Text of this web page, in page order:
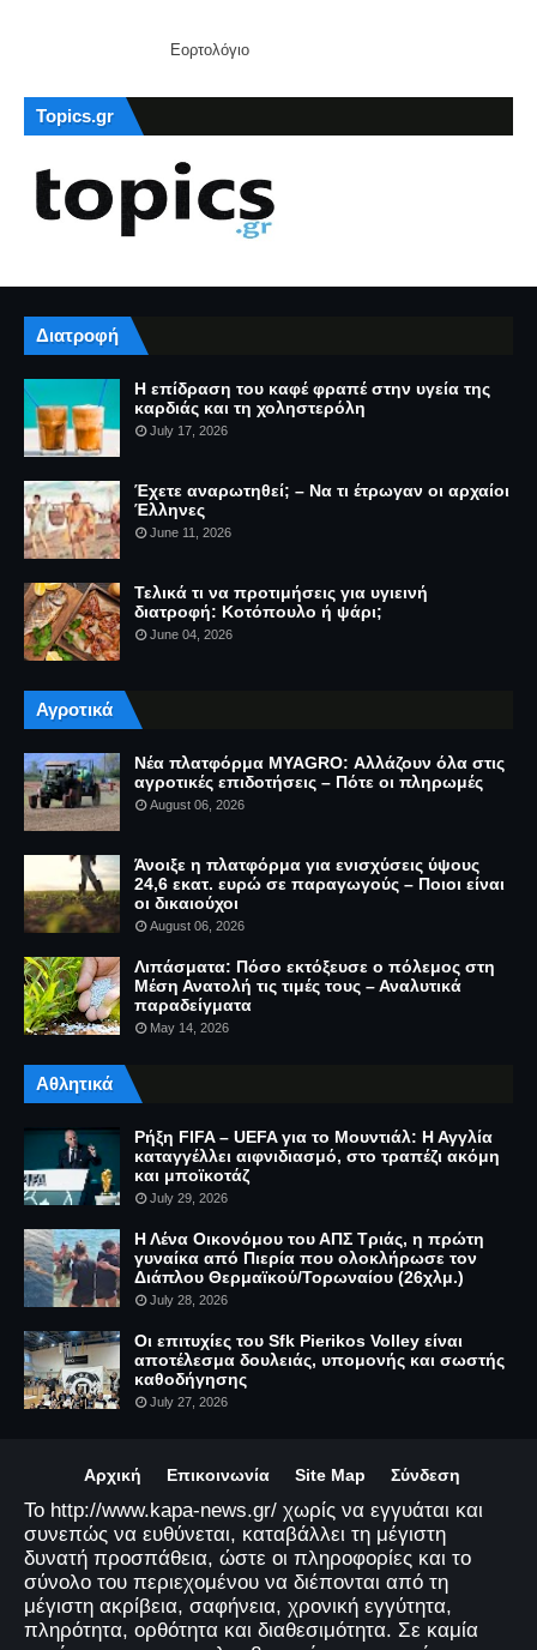
Εορτολόγιο
Topics.gr
Διατροφή
Η επίδραση του καφέ φραπέ στην υγεία της
καρδιάς και τη χοληστερόλη
July 17, 2026
Έχετε αναρωτηθεί; – Να τι έτρωγαν οι αρχαίοι
Έλληνες
June 11, 2026
Τελικά τι να προτιμήσεις για υγιεινή
διατροφή: Κοτόπουλο ή ψάρι;
June 04, 2026
Αγροτικά
Νέα πλατφόρμα MYAGRO: Αλλάζουν όλα στις
αγροτικές επιδοτήσεις – Πότε οι πληρωμές
August 06, 2026
Άνοιξε η πλατφόρμα για ενισχύσεις ύψους
24,6 εκατ. ευρώ σε παραγωγούς – Ποιοι είναι
οι δικαιούχοι
August 06, 2026
Λιπάσματα: Πόσο εκτόξευσε ο πόλεμος στη
Μέση Ανατολή τις τιμές τους – Αναλυτικά
παραδείγματα
May 14, 2026
Αθλητικά
Ρήξη FIFA – UEFA για το Μουντιάλ: Η Αγγλία
καταγγέλλει αιφνιδιασμό, στο τραπέζι ακόμη
και μποϊκοτάζ
July 29, 2026
Η Λένα Οικονόμου του ΑΠΣ Τριάς, η πρώτη
γυναίκα από Πιερία που ολοκλήρωσε τον
Διάπλου Θερμαϊκού/Τορωναίου (26χλμ.)
July 28, 2026
Οι επιτυχίες του Sfk Pierikos Volley είναι
αποτέλεσμα δουλειάς, υπομονής και σωστής
καθοδήγησης
July 27, 2026
Αρχική Επικοινωνία Site Map Σύνδεση
Το http://www.kapa-news.gr/ χωρίς να εγγυάται και
συνεπώς να ευθύνεται, καταβάλλει τη μέγιστη
δυνατή προσπάθεια, ώστε οι πληροφορίες και το
σύνολο του περιεχομένου να διέπονται από τη
μέγιστη ακρίβεια, σαφήνεια, χρονική εγγύτητα,
πληρότητα, ορθότητα και διαθεσιμότητα. Σε καμία